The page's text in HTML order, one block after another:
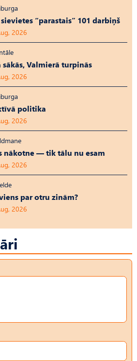
“parastais” 101 darbiņš
2026
sākās, Valmierā turpinās
2026
politika
2026
nākotne — tik tālu nu esam
2026
par otru zinām?
2026